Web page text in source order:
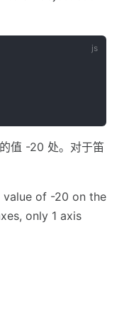
值 -20 处。对于笛
of -20 on the
only 1 axis